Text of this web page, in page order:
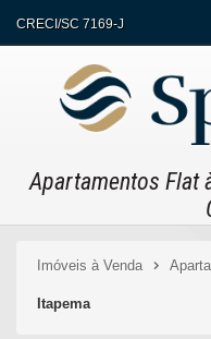
CRECI/SC 7169-J
Apartamentos Flat
Imóveis à Venda
Itapema